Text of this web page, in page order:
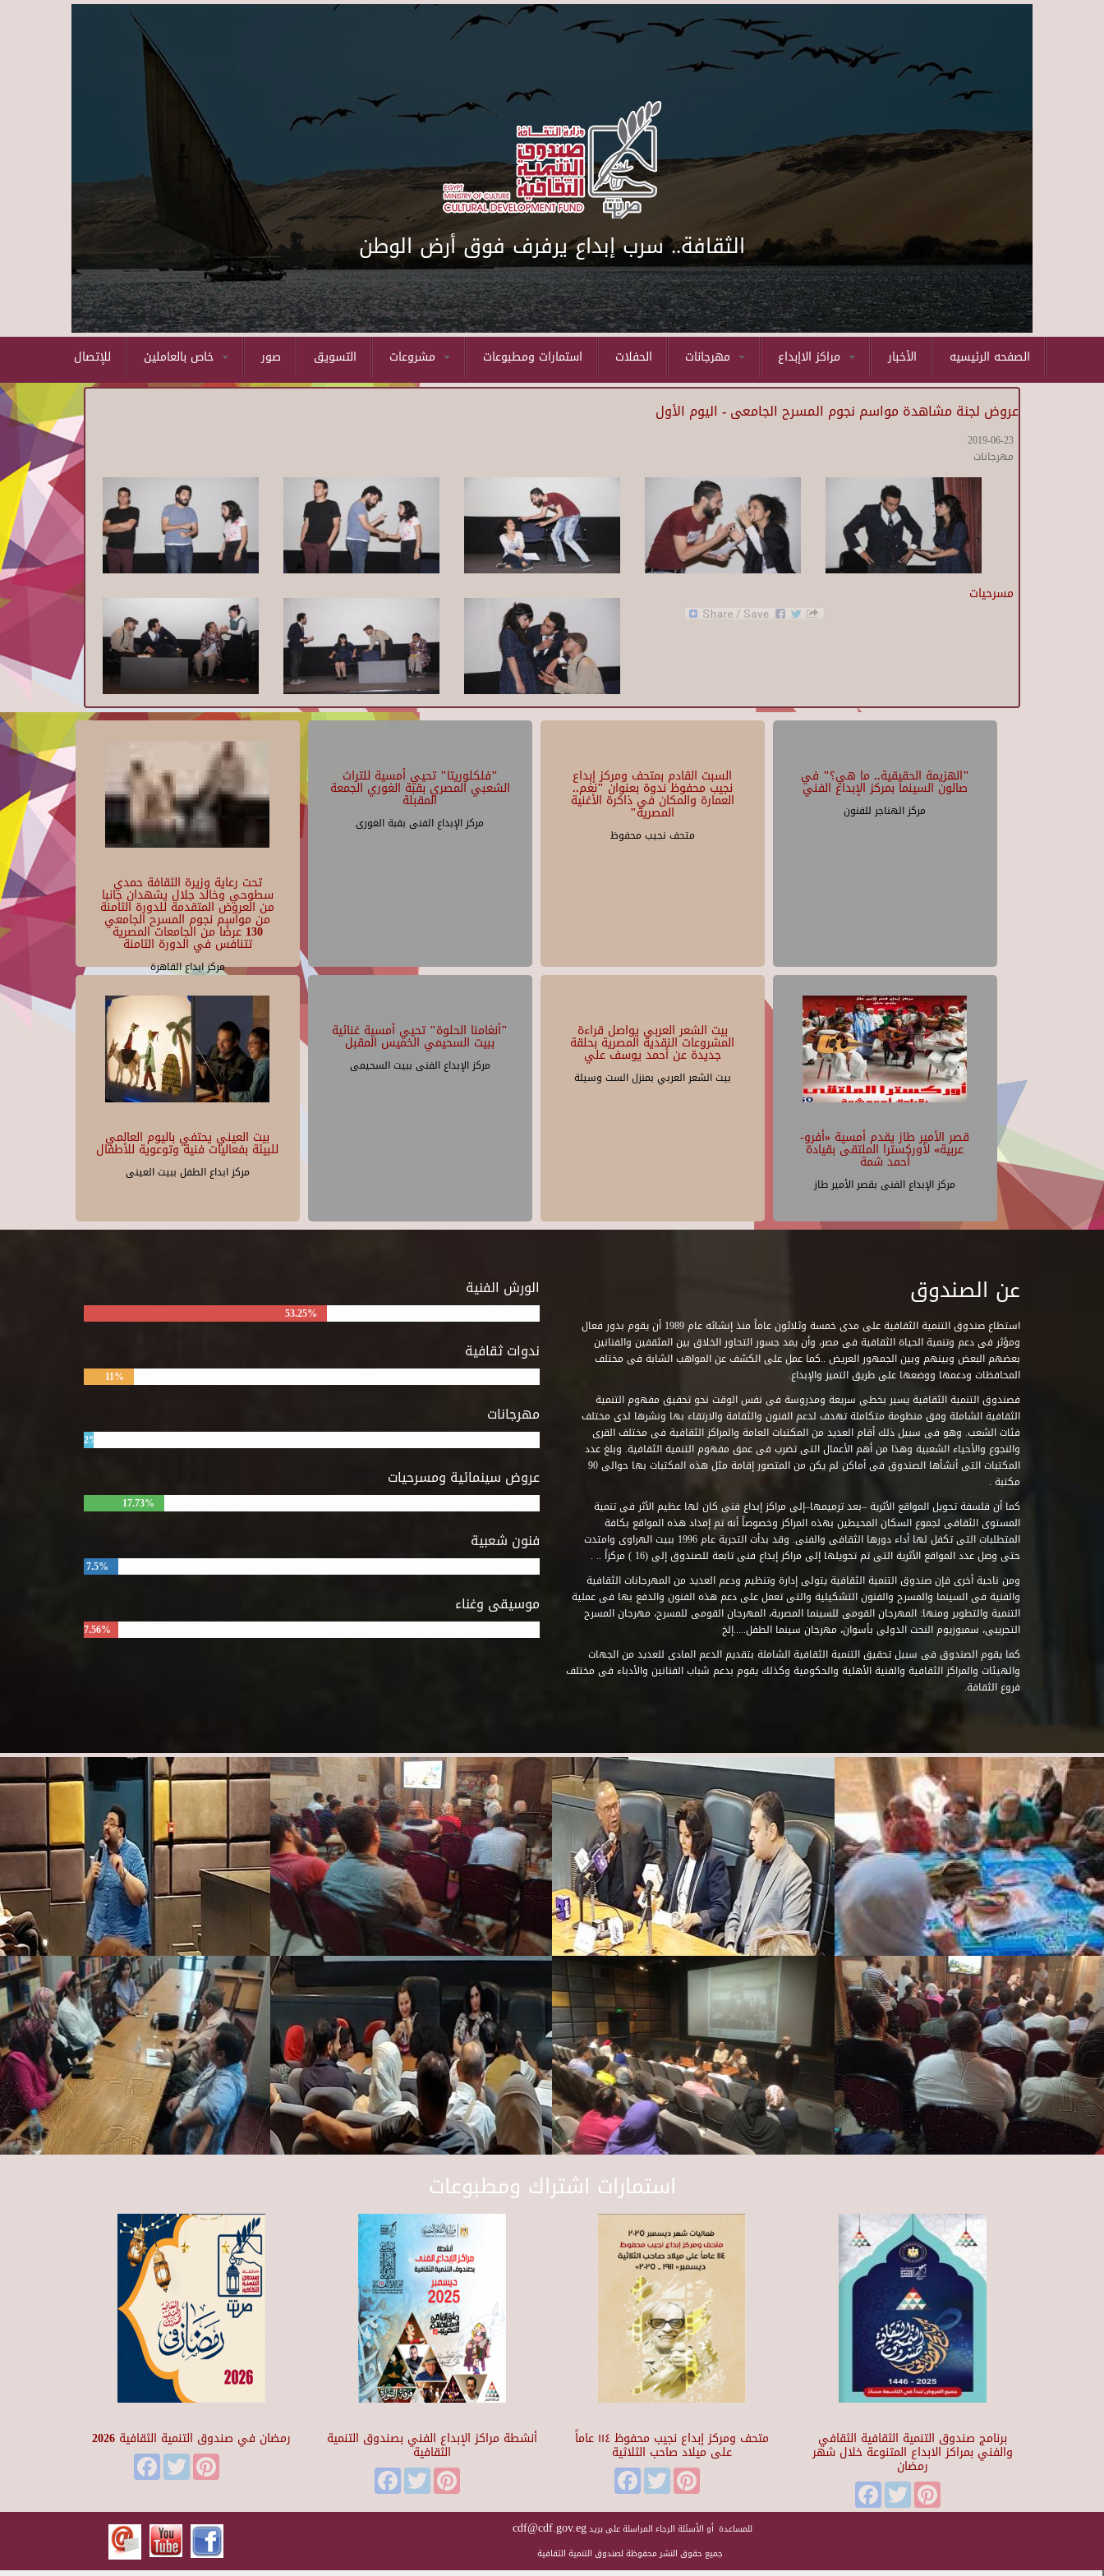
Skip to main content
الثقافة.. سرب إبداع يرفرف فوق أرض الوطن
للإتصال صور التسويق استمارات ومطبوعات الحفلات الأخبار الصفحه الرئيسيه
عروض لجنة مشاهدة مواسم نجوم المسرح الجامعى - اليوم الأول
2019-06-23
مهرجانات
مسرحيات
تحت رعاية وزيرة الثقافة حمدي
سطوحي وخالد جلال يشهدان جانبا
من العروض المتقدمة للدورة الثامنة
من مواسم نجوم المسرح الجامعي
130 عرضًا من الجامعات المصرية
تتنافس في الدورة الثامنة
مركز ابداع القاهرة
"فلكلوريتا" تحيي أمسية للتراث
الشعبي المصري بقبة الغوري الجمعة
المقبلة
مركز الإبداع الفنى بقبة الغورى
السبت القادم بمتحف ومركز إبداع
نجيب محفوظ ندوة بعنوان "نغم..
العمارة والمكان في ذاكرة الأغنية
المصرية"
متحف نجيب محفوظ
"الهزيمة الحقيقية.. ما هي؟" في
صالون السينما بمركز الإبداع الفني
مركز الهناجر للفنون
بيت العيني يحتفي باليوم العالمي
للبيئة بفعاليات فنية وتوعوية للأطفال
مركز ابداع الطفل ببيت العينى
"أنغامنا الحلوة" تحيي أمسية غنائية
ببيت السحيمي الخميس المقبل
مركز الإبداع الفنى ببيت السحيمى
بيت الشعر العربي يواصل قراءة
المشروعات النقدية المصرية بحلقة
جديدة عن أحمد يوسف علي
بيت الشعر العربي بمنزل الست وسيلة
قصر الأمير طاز يقدم أمسية «أفرو-
عربية» لأوركسترا الملتقى بقيادة
أحمد شمة
مركز الإبداع الفنى بقصر الأمير طاز
الورش الفنية
53.25%
ندوات ثقافية
11%
مهرجانات
2%
عروض سينمائية ومسرحيات
17.73%
فنون شعبية
7.5%
موسيقى وغناء
7.56%
عن الصندوق
استطاع صندوق التنمية الثقافية على مدى خمسة وثلاثون عاماً منذ إنشائه عام 1989 أن يقوم بدور فعال
ومؤثر فى دعم وتنمية الحياة الثقافية فى مصر، وأن يمد جسور التحاور الخلاق بين المثقفين والفنانين
بعضهم البعض وبينهم وبين الجمهور العريض ..كما عمل على الكشف عن المواهب الشابة فى مختلف
المحافظات ودعمها ووضعها على طريق التميز والإبداع.
فصندوق التنمية الثقافية يسير بخطى سريعة ومدروسة فى نفس الوقت نحو تحقيق مفهوم التنمية
الثقافية الشاملة وفق منظومة متكاملة تهدف لدعم الفنون والثقافة والارتقاء بها ونشرها لدى مختلف
فئات الشعب. وهو فى سبيل ذلك أقام العديد من المكتبات العامة والمراكز الثقافية فى مختلف القرى
والنجوع والأحياء الشعبية وهذا من أهم الأعمال التى تضرب فى عمق مفهوم التنمية الثقافية. وبلغ عدد
المكتبات التى أنشأها الصندوق فى أماكن لم يكن من المتصور إقامة مثل هذه المكتبات بها حوالى 90
مكتبة .
كما أن فلسفة تحويل المواقع الأثرية –بعد ترميمها–إلى مراكز إبداع فنى كان لها عظيم الأثر فى تنمية
المستوى الثقافى لجموع السكان المحيطين بهذه المراكز وخصوصاً أنه تم إمداد هذه المواقع بكافة
المتطلبات التى تكفل لها أداء دورها الثقافى والفنى. وقد بدأت التجربة عام 1996 ببيت الهراوى وامتدت
حتى وصل عدد المواقع الأثرية التى تم تحويلها إلى مراكز إبداع فنى تابعة للصندوق إلى (16 ) مركزاً .. .
ومن ناحية أخرى فإن صندوق التنمية الثقافية يتولى إدارة وتنظيم ودعم العديد من المهرجانات الثقافية
والفنية فى السينما والمسرح والفنون التشكيلية والتى تعمل على دعم هذه الفنون والدفع بها فى عملية
التنمية والتطوير ومنها: المهرجان القومى للسينما المصرية، المهرجان القومى للمسرح، مهرجان المسرح
التجريبى، سمبوزيوم النحت الدولى بأسوان، مهرجان سينما الطفل.....إلخ
كما يقوم الصندوق فى سبيل تحقيق التنمية الثقافية الشاملة بتقديم الدعم المادى للعديد من الجهات
والهيئات والمراكز الثقافية والفنية الأهلية والحكومية وكذلك يقوم بدعم شباب الفنانين والأدباء فى مختلف
فروع الثقافة.
استمارات اشتراك ومطبوعات
رمضان في صندوق التنمية الثقافية 2026
FacebookTwitter
أنشطة مراكز الإبداع الفني بصندوق التنمية
الثقافية
FacebookTwitterPinterest
متحف ومركز إبداع نجيب محفوظ ١١٤ عاماً
على ميلاد صاحب الثلاثية
FacebookTwitter
برنامج صندوق التنمية الثقافية الثقافي
والفني بمراكز الابداع المتنوعة خلال شهر
رمضان
FacebookTwitterPinterest
للمساعدة أو الأسئلة الرجاء المراسلة على بريدcdf@cdf.gov.eg
جميع حقوق النشر محفوظة لصندوق التنمية الثقافية